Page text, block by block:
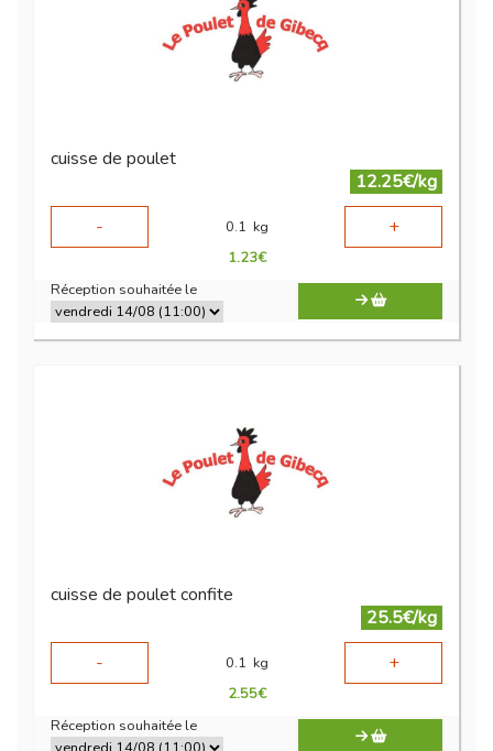
cuisse de poulet
12.25€/kg
-
0.1 kg +
1.23€
Réception souhaitée le
cuisse de poulet confite
25.5€/kg
-
0.1 kg +
2.55€
Réception souhaitée le